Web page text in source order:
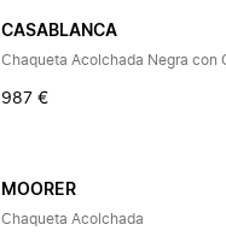
CASABLANCA
Chaqueta Acolchada Negra con
987 €
MOORER
Chaqueta Acolchada